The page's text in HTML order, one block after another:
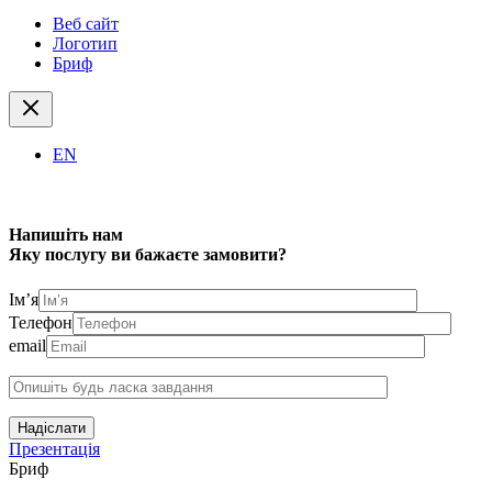
Веб сайт
Логотип
Бриф
EN
Напишіть нам
Яку послугу ви бажаєте замовити?
Ім’я
Телефон
email
Надіслати
Презентація
Бриф